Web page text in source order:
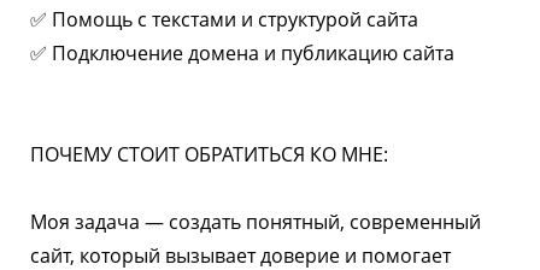
✅ Помощь с текстами и структурой сайта
✅ Подключение домена и публикацию сайта
ПОЧЕМУ СТОИТ ОБРАТИТЬСЯ КО МНЕ:
Моя задача — создать понятный, современный
сайт, который вызывает доверие и помогает